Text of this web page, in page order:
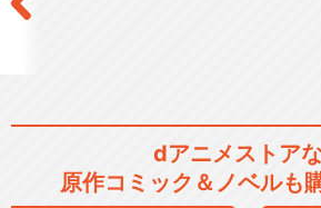
dアニメストア
原作コミック＆ノベルも